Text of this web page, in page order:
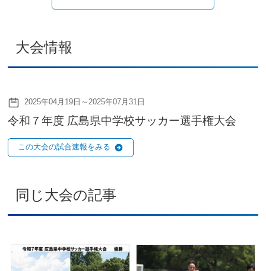
大会情報
2025年04月19日～2025年07月31日
令和７年度 広島県中学校サッカー選手権大会
この大会の試合速報をみる
同じ大会の記事